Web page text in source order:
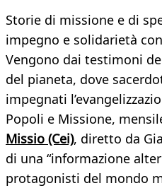
Storie di missione e di
impegno e solidarietà
Vengono dai testimoni
del pianeta, dove
impegnati
Popoli e Missione,
Missio (Cei), diretto da
di una “informazione
protagonisti del mondo